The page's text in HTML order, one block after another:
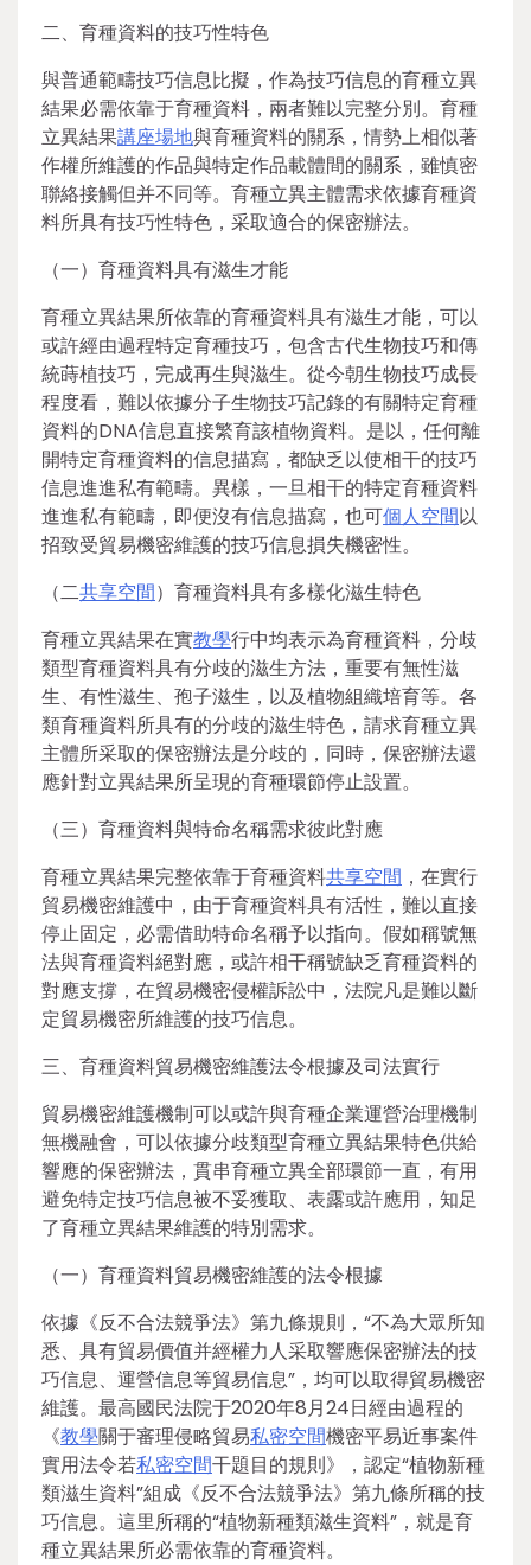
二、育種資料的技巧性特色
與普通範疇技巧信息比擬，作為技巧信息的育種立異
結果必需依靠于育種資料，兩者難以完整分別。育種
立異結果講座場地與育種資料的關系，情勢上相似著
作權所維護的作品與特定作品載體間的關系，雖慎密
聯絡接觸但并不同等。育種立異主體需求依據育種資
料所具有技巧性特色，采取適合的保密辦法。
（一）育種資料具有滋生才能
育種立異結果所依靠的育種資料具有滋生才能，可以
或許經由過程特定育種技巧，包含古代生物技巧和傳
統蒔植技巧，完成再生與滋生。從今朝生物技巧成長
程度看，難以依據分子生物技巧記錄的有關特定育種
資料的DNA信息直接繁育該植物資料。是以，任何離
開特定育種資料的信息描寫，都缺乏以使相干的技巧
信息進進私有範疇。異樣，一旦相干的特定育種資料
進進私有範疇，即便沒有信息描寫，也可個人空間以
招致受貿易機密維護的技巧信息損失機密性。
（二共享空間）育種資料具有多樣化滋生特色
育種立異結果在實教學行中均表示為育種資料，分歧
類型育種資料具有分歧的滋生方法，重要有無性滋
生、有性滋生、孢子滋生，以及植物組織培育等。各
類育種資料所具有的分歧的滋生特色，請求育種立異
主體所采取的保密辦法是分歧的，同時，保密辦法還
應針對立異結果所呈現的育種環節停止設置。
（三）育種資料與特命名稱需求彼此對應
育種立異結果完整依靠于育種資料共享空間 ，在實行
貿易機密維護中，由于育種資料具有活性，難以直接
停止固定，必需借助特命名稱予以指向。假如稱號無
法與育種資料絕對應，或許相干稱號缺乏育種資料的
對應支撐，在貿易機密侵權訴訟中，法院凡是難以斷
定貿易機密所維護的技巧信息。
三、育種資料貿易機密維護法令根據及司法實行
貿易機密維護機制可以或許與育種企業運營治理機制
無機融會，可以依據分歧類型育種立異結果特色供給
響應的保密辦法，貫串育種立異全部環節一直，有用
避免特定技巧信息被不妥獲取、表露或許應用，知足
了育種立異結果維護的特別需求。
（一）育種資料貿易機密維護的法令根據
依據《反不合法競爭法》第九條規則，“不為大眾所知
悉、具有貿易價值并經權力人采取響應保密辦法的技
巧信息、運營信息等貿易信息”，均可以取得貿易機密
維護。最高國民法院于2020年8月24日經由過程的
《教學關于審理侵略貿易私密空間機密平易近事案件
實用法令若私密空間干題目的規則》，認定“植物新種
類滋生資料”組成《反不合法競爭法》第九條所稱的技
巧信息。這里所稱的“植物新種類滋生資料”，就是育
種立異結果所必需依靠的育種資料。